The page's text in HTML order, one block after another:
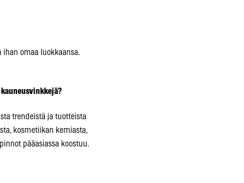
omaa luokkaansa.
trendeistä ja tuotteista
kosmetiikan kemiasta,
pääasiassa koostuu.